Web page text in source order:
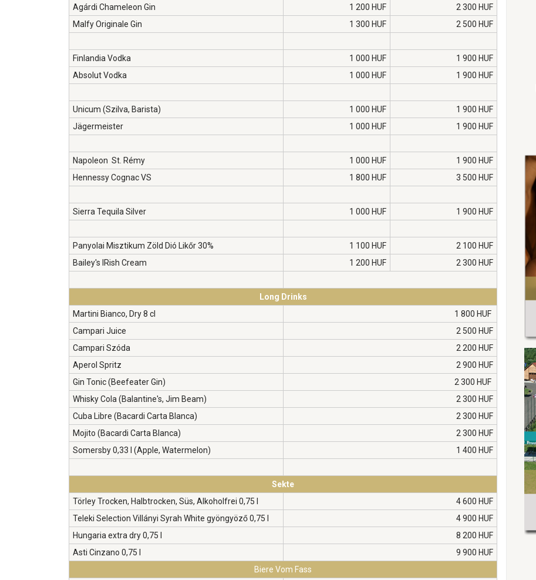
Agárdi Chameleon Gin
1 200 HUF
2 300 HUF
Malfy Originale Gin
1 300 HUF 2 500 HUF
Finlandia Vodka 1 000 HUF
1 900 HUF
Absolut Vodka
1 000 HUF 1 900 HUF
Unicum (Szilva, Barista) 1 000 HUF
1 900 HUF
Jägermeister
1 000 HUF 1 900 HUF
Napoleon St. Rémy 1 000 HUF
1 900 HUF
Hennessy Cognac VS
1 800 HUF 3 500 HUF
Sierra Tequila Silver 1 000 HUF 1 900 HUF
Panyolai Misztikum Zöld Dió Likőr 30% 1 100 HUF
2 100 HUF
Bailey's IRish Cream
1 200 HUF 2 300 HUF
Long Drinks
Martini Bianco, Dry 8 cl
1 800 HUF
Campari Juice
2 500 HUF
Campari Szóda
2 200 HUF
Aperol Spritz
2 900 HUF
Gin Tonic (Beefeater Gin)
2 300 HUF
Whisky Cola (Balantine's, Jim Beam)
2 300 HUF
Cuba Libre (Bacardi Carta Blanca)
2 300 HUF
Mojito (Bacardi Carta Blanca)
2 300 HUF
Somersby 0,33 l (Apple, Watermelon)
1 400 HUF
Sekte
Törley Trocken, Halbtrocken, Süs, Alkoholfrei 0,75 l
4 600 HUF
Teleki Selection Villányi Syrah White gyöngyöző 0,75 l
4 900 HUF
Hungaria extra dry 0,75 l
8 200 HUF
Asti Cinzano 0,75 l
9 900 HUF
Biere Vom Fass